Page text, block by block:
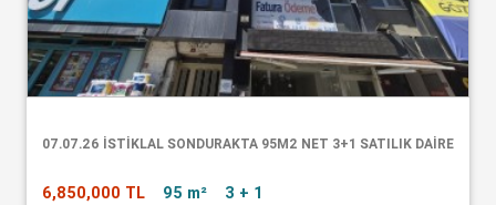
07.07.26 İSTİKLAL SONDURAKTA 95M2 NET 3+1 SATILIK DAİRE
6,850,000 TL 95 m² 3 + 1